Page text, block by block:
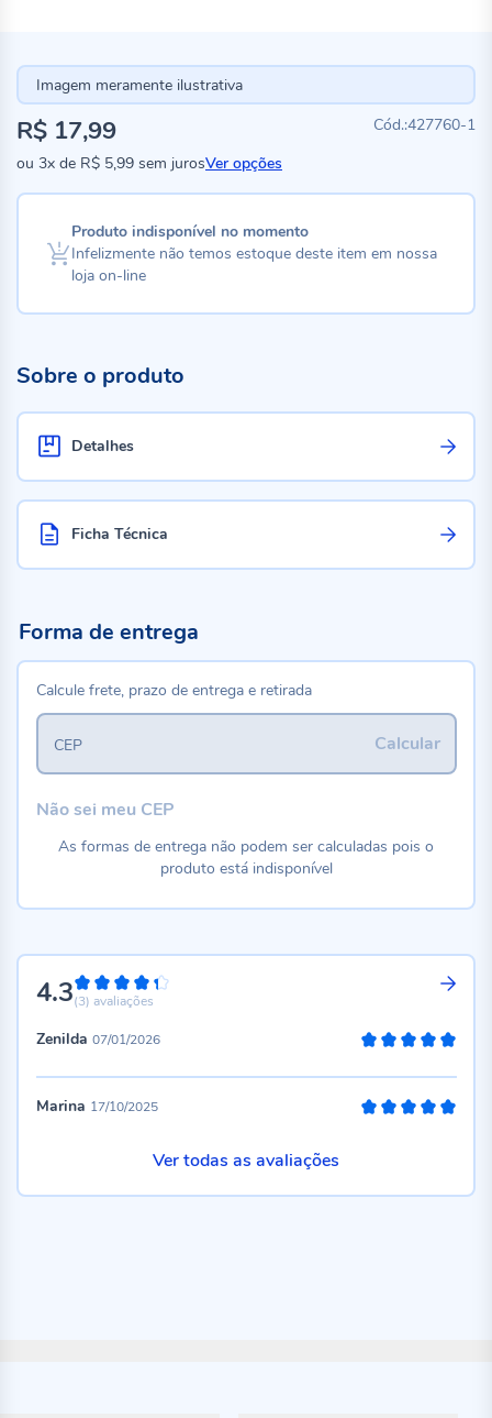
Imagem meramente ilustrativa
427760-1
R$ 17,99
ou 3x de R$ 5,99 sem jurosVer opções
Produto indisponível no momento
Infelizmente não temos estoque deste item em nossa
loja on-line
Sobre o produto
Detalhes
Ficha Técnica
4.386%
(3) avaliações
Zenilda 07/01/2026
Marina 17/10/2025
Ver todas as avaliações
Forma de entrega
Calcule frete, prazo de entrega e retirada
Calcular
CEP
Não sei meu CEP
As formas de entrega não podem ser calculadas pois o
produto está indisponível